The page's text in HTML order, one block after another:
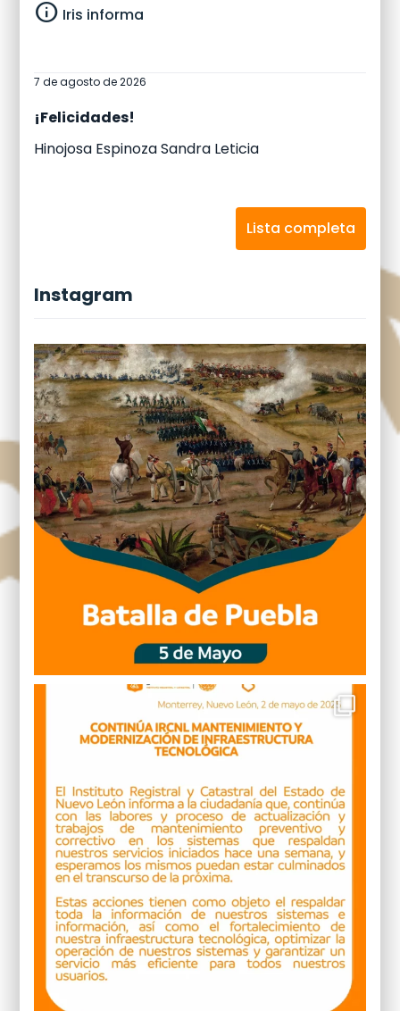
info Iris informa
7 de agosto de 2026
¡Felicidades!
Hinojosa Espinoza Sandra Leticia
Lista completa
Instagram